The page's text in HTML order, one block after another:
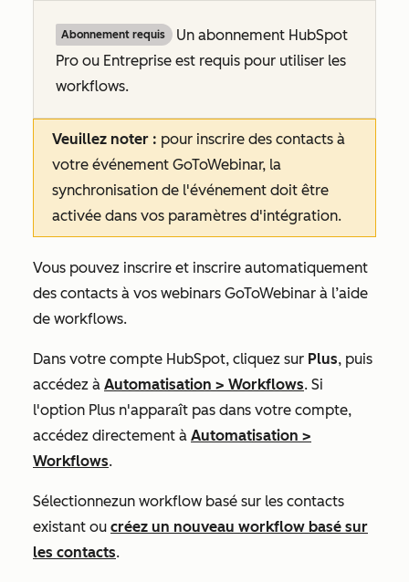
Abonnement requis
Un abonnement HubSpot
Pro ou Entreprise est requis pour utiliser les
workflows.
Veuillez noter : pour inscrire des contacts à
votre événement GoToWebinar, la
synchronisation de l'événement doit être
activée dans vos paramètres d'intégration.
Vous pouvez inscrire et inscrire automatiquement
des contacts à vos webinars GoToWebinar à l’aide
de workflows.
Dans votre compte HubSpot, cliquez sur Plus, puis
accédez à Automatisation > Workflows. Si
l'option Plus n'apparaît pas dans votre compte,
accédez directement à Automatisation >
Workflows.
Sélectionnezun workflow basé sur les contacts
existant ou créez un nouveau workflow basé sur
les contacts.